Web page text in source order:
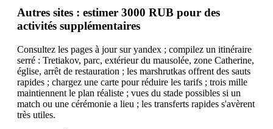
Autres sites : estimer 3000 RUB pour des
activités supplémentaires
Consultez les pages à jour sur yandex ; compilez un itinéraire
serré : Tretiakov, parc, extérieur du mausolée, zone Catherine,
église, arrêt de restauration ; les marshrutkas offrent des sauts
rapides ; chargez une carte pour réduire les tarifs ; trois mille
maintiennent le plan réaliste ; vues du stade possibles si un
match ou une cérémonie a lieu ; les transferts rapides s'avèrent
très utiles.